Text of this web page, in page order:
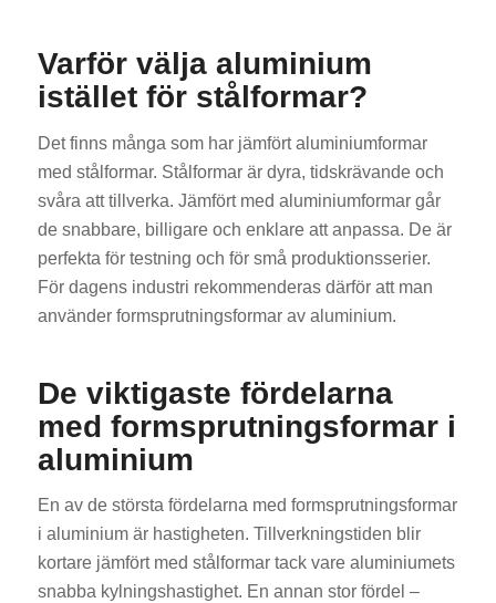
Varför välja aluminium
istället för stålformar?
Det finns många som har jämfört aluminiumformar
med stålformar. Stålformar är dyra, tidskrävande och
svåra att tillverka. Jämfört med aluminiumformar går
de snabbare, billigare och enklare att anpassa. De är
perfekta för testning och för små produktionsserier.
För dagens industri rekommenderas därför att man
använder formsprutningsformar av aluminium.
De viktigaste fördelarna
med formsprutningsformar i
aluminium
En av de största fördelarna med formsprutningsformar
i aluminium är hastigheten. Tillverkningstiden blir
kortare jämfört med stålformar tack vare aluminiumets
snabba kylningshastighet. En annan stor fördel –